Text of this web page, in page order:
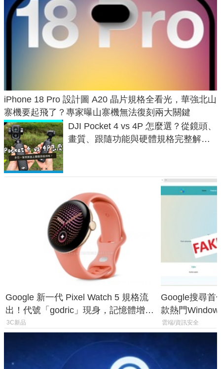
iPhone 18 Pro 設計圖 A20 晶片規格全看光，華強北山
寨機要起飛了？專家曝山寨機無法復刻兩大關鍵
DJI Pocket 4 vs 4P 怎麼選？從鏡頭、
畫質、跟隨功能與硬體規格完整解
Google 新一代 Pixel Watch 5 規格流
出！代號「godric」現身，記憶體增強
鎖定 AI 應用
3C新品
Google搜尋首
款熱門
機
雲端/資訊安全